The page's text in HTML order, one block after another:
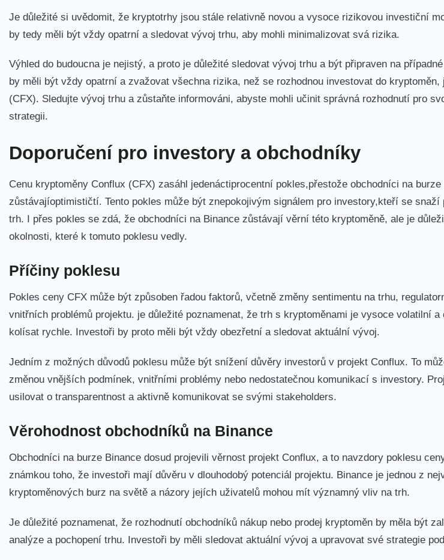
Je důležité si uvědomit, že kryptotrhy jsou stále relativně novou a vysoce rizikovou investiční
by tedy⁢ měli ⁤být vždy opatrní a sledovat vývoj trhu, aby mohli minimalizovat svá rizika.
Výhled do budoucna je nejistý, a proto je důležité sledovat vývoj trhu⁣ a být připraven na
by‌ měli být⁤ vždy opatrní a zvažovat všechna‍ rizika, než se ⁢rozhodnou investovat do⁤ kryptoměn,
(CFX).⁤ Sledujte vývoj trhu a⁢ zůstaňte ⁣informováni, abyste mohli učinit správná rozhodnutí pro
strategii.
Doporučení pro investory‌ a ⁢obchodníky
Cenu ⁢kryptoměny Conflux (CFX) zasáhl jedenáctiprocentní pokles,přestože obchodníci na burze
zůstávajíoptimističtí. Tento pokles může být znepokojivým signálem pro investory,kteří se snaží
trh. I přes pokles se zdá, že ​obchodníci na Binance zůstávají věrní této kryptoměně, ale je‍
okolnosti, které k tomuto poklesu⁢ vedly.
Příčiny poklesu
Pokles ceny CFX může ‍být způsoben řadou faktorů, včetně změny sentimentu na trhu,
vnitřních problémů projektu. je důležité ‍poznamenat, že trh s ⁢kryptoměnami je vysoce volatilní a
kolísat rychle.⁢ Investoři by proto měli být vždy obezřetní a sledovat aktuální vývoj.
Jedním z možných důvodů poklesu​ může být snížení důvěry investorů v projekt Conflux. To‍
změnou vnějších podmínek, vnitřními⁢ problémy nebo nedostatečnou komunikací s investory.
usilovat o⁢ transparentnost a aktivně komunikovat se svými⁣ stakeholders.
Věrohodnost obchodníků na Binance
Obchodníci na burze Binance dosud projevili věrnost projekt Conflux, a to navzdory poklesu
známkou toho, že investoři mají důvěru v dlouhodobý potenciál projektu. Binance je jednou z
kryptoměnových burz na světě a ⁤názory jejích uživatelů mohou mít významný ⁤vliv na trh.
Je důležité poznamenat, že‍ rozhodnutí obchodníků nákup ‍nebo prodej kryptoměn by měla být
analýze a pochopení trhu. Investoři by měli sledovat aktuální vývoj a upravovat své strategie